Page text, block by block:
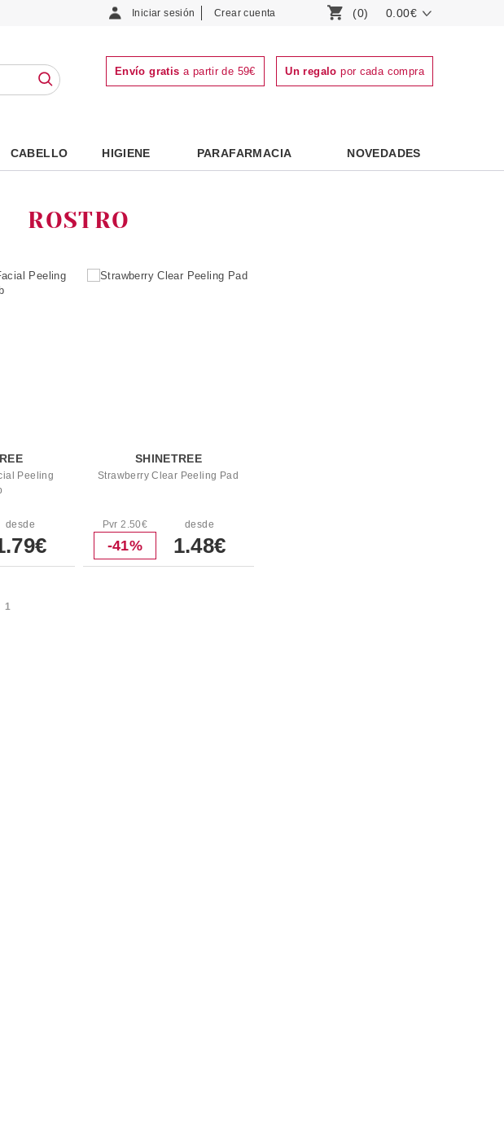
Iniciar sesión Crear cuenta (0) 0.00€
Envío gratis a partir de 59€ Un regalo por cada compra
CABELLO HIGIENE PARAFARMACIA NOVEDADES
ROSTRO
Peeling
desde
SHINETREE
Strawberry Clear Peeling Pad
Pvr 2.50€
-41%
desde
1.48€
1